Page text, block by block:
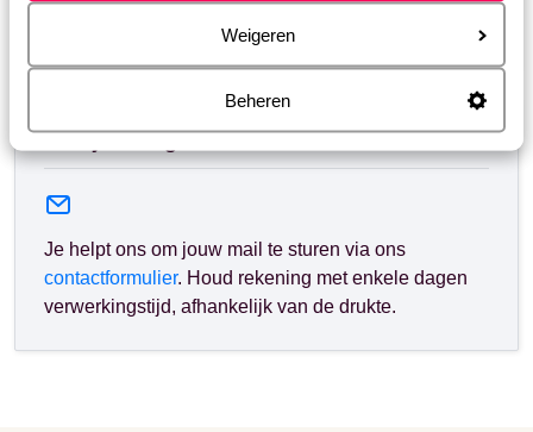
Weigeren
Beheren
Bekijk afwijkende openingstijden
Stel je vraag via het contactformulier
Je helpt ons om jouw mail te sturen via ons
contactformulier. Houd rekening met enkele dagen
verwerkingstijd, afhankelijk van de drukte.